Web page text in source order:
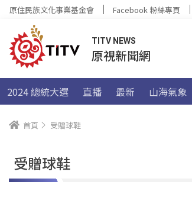
原住民族文化事業基金會 Facebook 粉絲專頁
TITV NEWS
原視新聞網
2024 總統大選 直播 最新 山海氣象
首頁 受贈球鞋
受贈球鞋